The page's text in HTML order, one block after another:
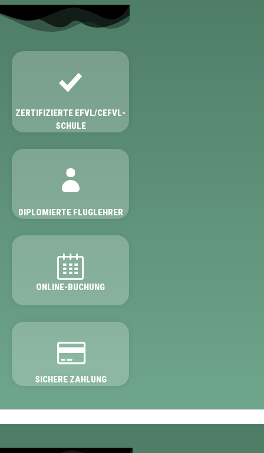
ZERTIFIZIERTE EFVL/CEFVL-
SCHULE
DIPLOMIERTE FLUGLEHRER
ONLINE-BUCHUNG
SICHERE ZAHLUNG